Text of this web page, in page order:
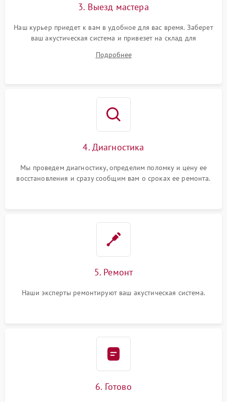
3. Выезд мастера
Наш курьер приедет к вам в удобное для вас время. Заберет
ваш акустическая система и привезет на склад для
Подробнее
4. Диагностика
Мы проведем диагностику, определим поломку и цену ее
восстановления и сразу сообщим вам о сроках ее ремонта.
5. Ремонт
Наши эксперты ремонтируют ваш акустическая система.
6. Готово